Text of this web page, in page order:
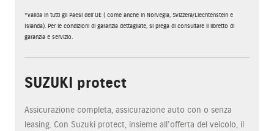
*valida in tutti gli Paesi dell'UE ( come anche in Norvegia, Svizzera/Liechtenstein e
Islanda). Per le condizioni di garanzia dettagliate, si prega di consultare il libretto di
garanzia e servizio.
SUZUKI protect
Assicurazione completa, assicurazione auto con o senza
leasing. Con Suzuki protect, insieme all’offerta del veicolo, il